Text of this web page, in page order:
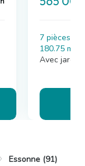
7 pièces , 5
180.75 m²
Avec jardin
Essonne (91)